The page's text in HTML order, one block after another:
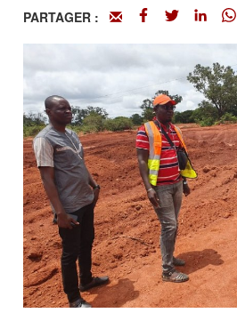
PARTAGER :